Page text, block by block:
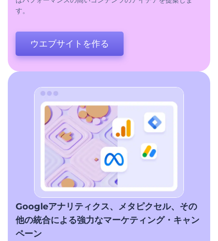
す。
ウエブサイトを作る
Googleアナリティクス、メタピクセル、その
他の統合による強力なマーケティング・キャン
ペーン